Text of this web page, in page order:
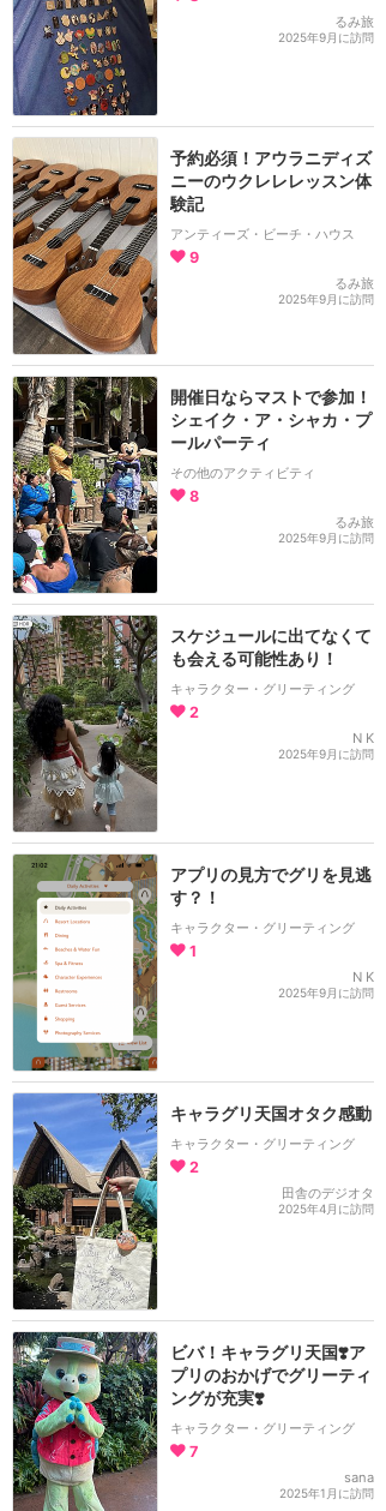
るみ旅
2025年9月に訪問
予約必須！アウラニディズ
ニーのウクレレレッスン体
験記
アンティーズ・ビーチ・ハウス
9
るみ旅
2025年9月に訪問
開催日ならマストで参加！
シェイク・ア・シャカ・プ
ールパーティ
その他のアクティビティ
8
るみ旅
2025年9月に訪問
スケジュールに出てなくて
も会える可能性あり！
キャラクター・グリーティング
2
N K
2025年9月に訪問
アプリの見方でグリを見逃
す？！
キャラクター・グリーティング
1
N K
2025年9月に訪問
キャラグリ天国オタク感動
キャラクター・グリーティング
2
田舎のデジオタ
2025年4月に訪問
ビバ！キャラグリ天国❣️ア
プリのおかげでグリーティ
ングが充実❣️
キャラクター・グリーティング
7
sana
2025年1月に訪問